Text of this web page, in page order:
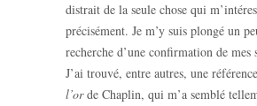
distrait de la seule chose qui
précisément. Je m’y suis plongé un
recherche d’une confirmation de mes
J’ai trouvé, entre autres, une
l’orde Chaplin, qui m’a semblé